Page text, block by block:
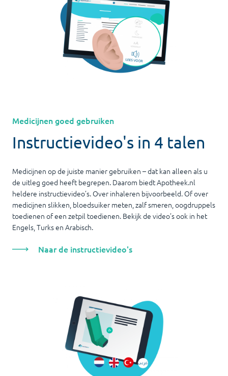
Medicijnen goed gebruiken
Instructievideo's in 4 talen
Medicijnen op de juiste manier gebruiken – dat kan alleen als u
de uitleg goed heeft begrepen. Daarom biedt Apotheek.nl
heldere instructievideo’s. Over inhaleren bijvoorbeeld. Of over
medicijnen slikken, bloedsuiker meten, zalf smeren, oogdruppels
toedienen of een zetpil toedienen. Bekijk de video’s ook in het
Engels, Turks en Arabisch.
Naar de instructievideo's